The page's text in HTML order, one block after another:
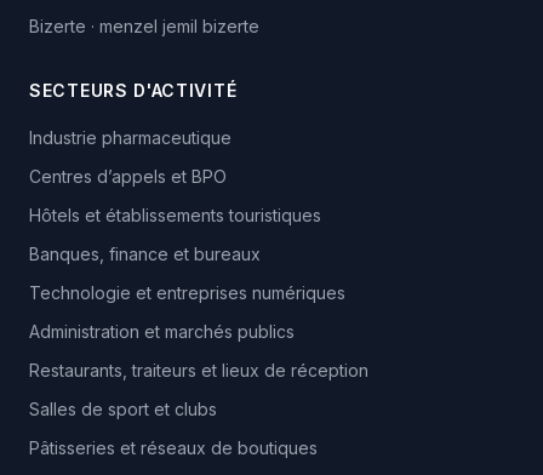
Bizerte · menzel jemil bizerte
SECTEURS D'ACTIVITÉ
Industrie pharmaceutique
Centres d’appels et BPO
Hôtels et établissements touristiques
Banques, finance et bureaux
Technologie et entreprises numériques
Administration et marchés publics
Restaurants, traiteurs et lieux de réception
Salles de sport et clubs
Pâtisseries et réseaux de boutiques